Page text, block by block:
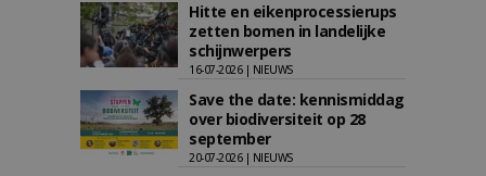
Hitte en eikenprocessierups
zetten bomen in landelijke
schijnwerpers
16-07-2026 | NIEUWS
Save the date: kennismiddag
over biodiversiteit op 28
september
20-07-2026 | NIEUWS